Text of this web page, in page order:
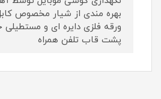
بهره مندی از شیار مخصوص
ورقه فلزی دایره ای و مستطیلی
پشت قاب تلفن همراه